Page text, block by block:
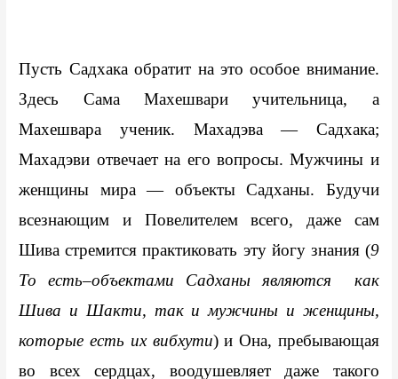
Пусть Садхака обратит на это особое внимание.
Здесь Сама Махешвари учительница, а
Махешвара ученик. Махадэва — Садхака;
Махадэви отвечает на его вопросы. Мужчины и
женщины мира — объекты Садханы. Будучи
всезнающим и Повелителем всего, даже сам
Шива стремится практиковать эту йогу знания (9
То есть–объектами Садханы являются  как
Шива и Шакти, так и мужчины и женщины,
которые есть их вибхути) и Она, пребывающая
во всех сердцах, воодушевляет даже такого